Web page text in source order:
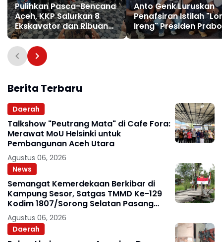
Pulihkan Pasca-Bencana
Aceh, KKP Salurkan 8
Ekskavator dan Ribuan
Alat Perikanan
Anto Genk Luruskan
Penafsiran Istilah
Ireng" Presiden
di Rakercab JMSI
Berita Terbaru
Daerah
Talkshow "Peutrang Mata" di Cafe Fora:
Merawat MoU Helsinki untuk
Pembangunan Aceh Utara
Agustus 06, 2026
News
Semangat Kemerdekaan Berkibar di
Kampung Sesor, Satgas TMMD Ke-129
Kodim 1807/Sorong Selatan Pasang
Bendera Merah Putih
Agustus 06, 2026
Daerah